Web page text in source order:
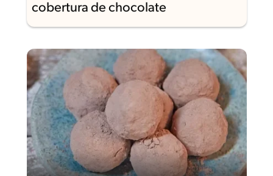
cobertura de chocolate